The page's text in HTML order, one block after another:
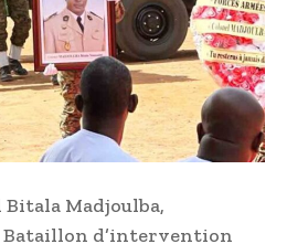
Madjoulba,
Bataillon d’intervention